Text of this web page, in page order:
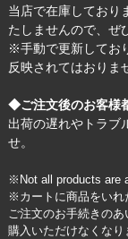
当店で在庫しており
たしませんので、ぜ
※手動で更新してお
反映されてはおりま
◆ご注文後のお客様
出荷の遅れやトラブ
せ。
※Not all products are
※カートに商品をいれ
ご注文のお手続きの
購入いただけなくなり